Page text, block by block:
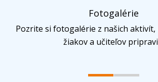
Fotogalérie
Pozrite si fotogalérie z našich
žiakov a učiteľov